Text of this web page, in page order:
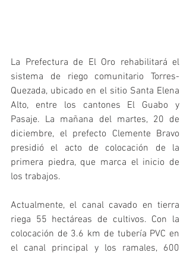
La Prefectura de El Oro rehabilitará el
sistema de riego comunitario Torres-
Quezada, ubicado en el sitio Santa Elena
Alto, entre los cantones El Guabo y
Pasaje. La mañana del martes, 20 de
diciembre, el prefecto Clemente Bravo
presidió el acto de colocación de la
primera piedra, que marca el inicio de
los trabajos.
Actualmente, el canal cavado en tierra
riega 55 hectáreas de cultivos. Con la
colocación de 3.6 km de tubería PVC en
el canal principal y los ramales, 600